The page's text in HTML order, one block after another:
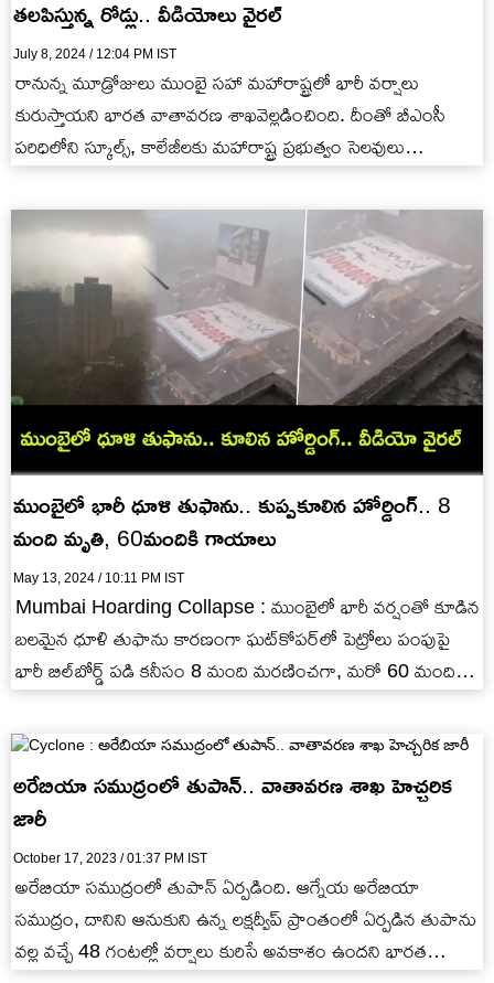
తలపిస్తున్న రోడ్లు.. వీడియోలు వైరల్
July 8, 2024 / 12:04 PM IST
రానున్న మూడ్రోజులు ముంబై సహా మహారాష్ట్రలో భారీ వర్షాలు
కురుస్తాయని భారత వాతావరణ శాఖవెల్లడించింది. దీంతో బీఎంసీ
పరిధిలోని స్కూల్స్, కాలేజీలకు మహారాష్ట్ర ప్రభుత్వం సెలవులు
ముంబైలో భారీ ధూళి తుఫాను.. కుప్పకూలిన హోర్డింగ్.. 8
మంది మృతి, 60మందికి గాయాలు
May 13, 2024 / 10:11 PM IST
Mumbai Hoarding Collapse : ముంబైలో భారీ వర్షంతో కూడిన
బలమైన ధూళి తుఫాను కారణంగా ఘట్‌కోపర్‌లో పెట్రోలు పంపుపై
భారీ బిల్‌బోర్డ్ పడి కనీసం 8 మంది మరణించగా, మరో 60 మంది…
అరేబియా సముద్రంలో తుపాన్.. వాతావరణ శాఖ హెచ్చరిక
జారీ
October 17, 2023 / 01:37 PM IST
అరేబియా సముద్రంలో తుపాన్ ఏర్పడింది. ఆగ్నేయ అరేబియా
సముద్రం, దానిని ఆనుకుని ఉన్న లక్షద్వీప్ ప్రాంతంలో ఏర్పడిన తుపాను
వల్ల వచ్చే 48 గంటల్లో వర్షాలు కురిసే అవకాశం ఉందని భారత